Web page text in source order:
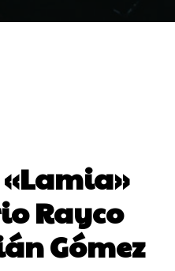
Rayco
Gómez